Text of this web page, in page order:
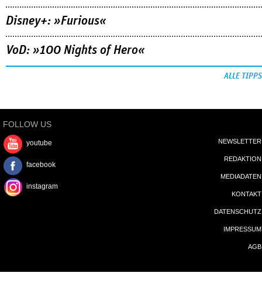
Disney+: »Furious«
VoD: »100 Nights of Hero«
ALLE TIPPS
FOLLOW US
youtube
facebook
instagram
NEWSLETTER
REDAKTION
MEDIADATEN
KONTAKT
DATENSCHUTZ
IMPRESSUM
AGB